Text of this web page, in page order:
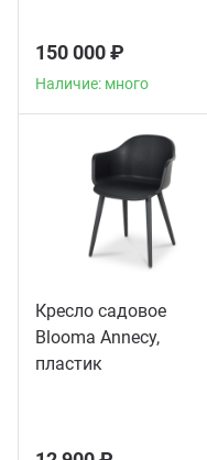
150 000 ₽
Наличие: много
Кресло садовое
Blooma Annecy,
пластик